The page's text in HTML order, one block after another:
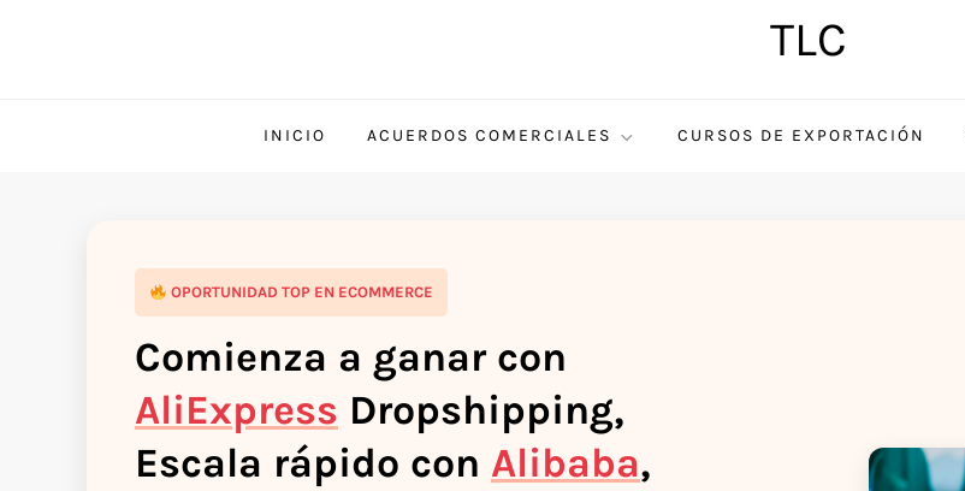
TLC
INICIO ACUERDOS COMERCIALES CURSOS DE EXPORTACIÓN
OPORTUNIDAD TOP EN ECOMMERCE
Comienza a ganar con
AliExpress Dropshipping,
Escala rápido con Alibaba,